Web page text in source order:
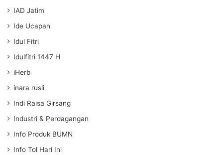
IAD Jatim
Ide Ucapan
Idul Fitri
Idulfitri 1447 H
iHerb
inara rusli
Indi Raisa Girsang
Industri & Perdagangan
Info Produk BUMN
Info Tol Hari Ini